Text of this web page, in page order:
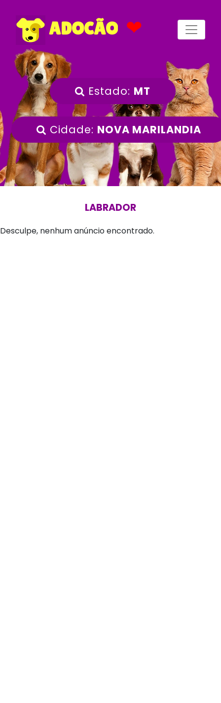
ADOCÃO ❤
Estado: MT
Cidade: NOVA MARILANDIA
LABRADOR
Desculpe, nenhum anúncio encontrado.